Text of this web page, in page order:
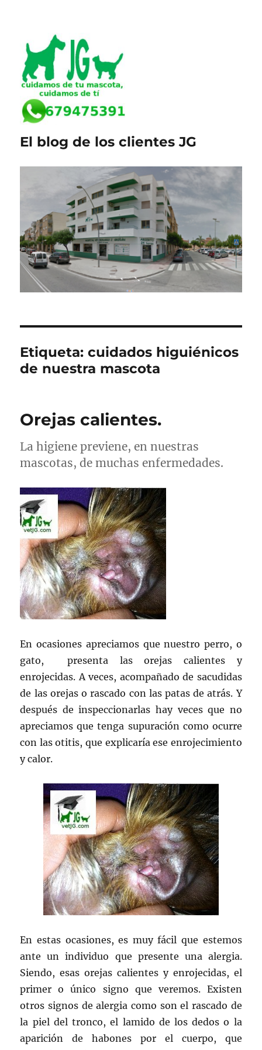
El blog de los clientes JG
Etiqueta:cuidados higuiénicos
de nuestra mascota
Orejas calientes.
La higiene previene, en nuestras
mascotas, de muchas enfermedades.
En ocasiones apreciamos que nuestro perro, o
gato, presenta las orejas calientes y
enrojecidas. A veces, acompañado de sacudidas
de las orejas o rascado con las patas de atrás. Y
después de inspeccionarlas hay veces que no
apreciamos que tenga supuración como ocurre
con las otitis, que explicaría ese enrojecimiento
y calor.
En estas ocasiones, es muy fácil que estemos
ante un individuo que presente una alergia.
Siendo, esas orejas calientes y enrojecidas, el
primer o único signo que veremos. Existen
otros signos de alergia como son el rascado de
la piel del tronco, el lamido de los dedos o la
aparición de habones por el cuerpo, que